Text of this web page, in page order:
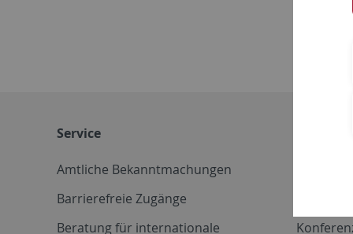
Service
Amtliche Bekanntmachungen
Barrierefreie Zugänge
Beratung für internationale